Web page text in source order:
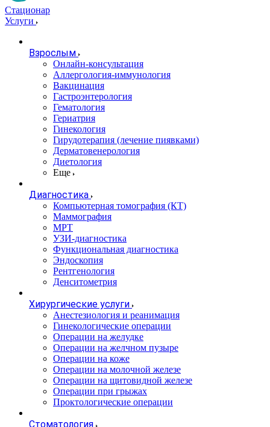
Стационар
Услуги
Взрослым
Онлайн-консультация
Аллергология-иммунология
Вакцинация
Гастроэнтерология
Гематология
Гериатрия
Гинекология
Гирудотерапия (лечение пиявками)
Дерматовенерология
Диетология
Еще
Диагностика
Компьютерная томография (КТ)
Маммография
МРТ
УЗИ-диагностика
Функциональная диагностика
Эндоскопия
Рентгенология
Денситометрия
Хирургические услуги
Анестезиология и реанимация
Гинекологические операции
Операции на желудке
Операции на желчном пузыре
Операции на коже
Операции на молочной железе
Операции на щитовидной железе
Операции при грыжах
Проктологические операции
Стоматология